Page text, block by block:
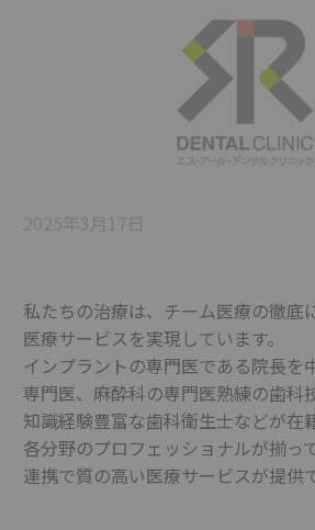
2025年3月17日
私たちの治療は、チーム医療の徹底
医療サービスを実現しています。
インプラントの専門医である院長を
専門医、麻酔科の専門医熟練の歯科
知識経験豊富な歯科衛生士などが在
各分野のプロフェッショナルが揃っ
連携で質の高い医療サービスが提供